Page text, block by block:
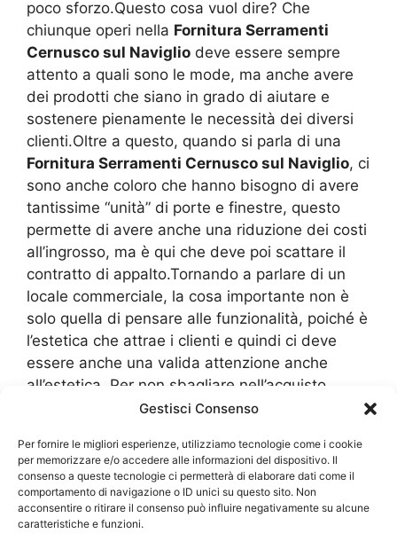
Gestisci Consenso
Per fornire le migliori esperienze, utilizziamo tecnologie come i cookie
per memorizzare e/o accedere alle informazioni del dispositivo. Il
consenso a queste tecnologie ci permetterà di elaborare dati come il
comportamento di navigazione o ID unici su questo sito. Non
acconsentire o ritirare il consenso può influire negativamente su alcune
caratteristiche e funzioni.
poco sforzo.Questo cosa vuol dire? Che
chiunque operi nella Fornitura Serramenti
Cernusco sul Naviglio deve essere sempre
attento a quali sono le mode, ma anche avere
dei prodotti che siano in grado di aiutare e
sostenere pienamente le necessità dei diversi
clienti.Oltre a questo, quando si parla di una
Fornitura Serramenti Cernusco sul Naviglio, ci
sono anche coloro che hanno bisogno di avere
tantissime “unità” di porte e finestre, questo
permette di avere anche una riduzione dei costi
all’ingrosso, ma è qui che deve poi scattare il
contratto di appalto.Tornando a parlare di un
locale commerciale, la cosa importante non è
solo quella di pensare alle funzionalità, poiché è
l’estetica che attrae i clienti e quindi ci deve
essere anche una valida attenzione anche
all’estetica. Per non sbagliare nell’acquisto
meglio che vi fate una qualche idea partendo
vale poi il discorso di rivolgersi sempre a dei
professionisti del settore e, allo stesso tempo,
cercare di contattare più professionisti
specializzati nella
Fornitura Serramenti